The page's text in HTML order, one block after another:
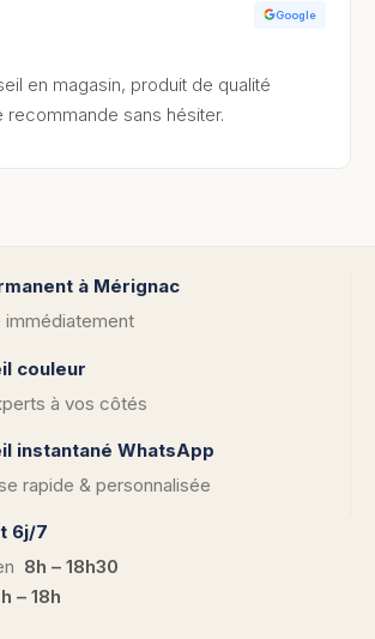
Google
en magasin, produit de qualité
recommande sans hésiter.
à Mérignac
immédiatement
couleur
à vos côtés
instantané WhatsApp
rapide & personnalisée
6j/7
8h – 18h30
– 18h